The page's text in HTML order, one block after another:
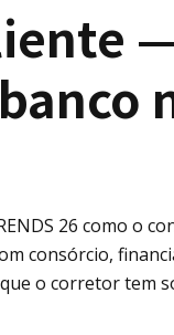
26 como o
consórcio,
o corretor tem